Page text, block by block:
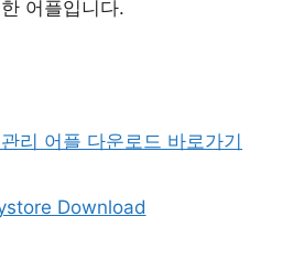
어플입니다.
리 어플 다운로드 바로가기
Download